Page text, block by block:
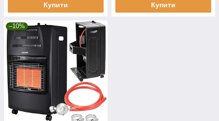
Купити Купити
–10%